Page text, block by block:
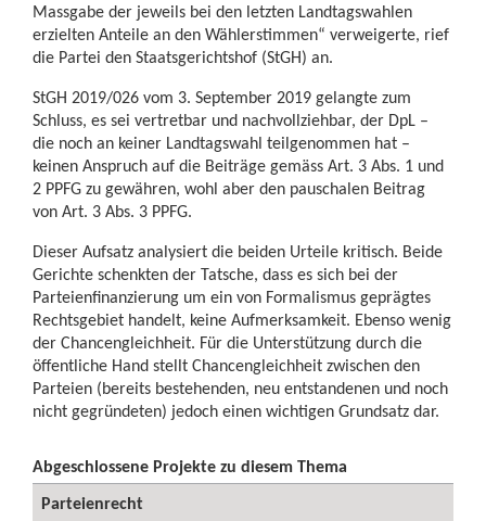
Massgabe der jeweils bei den letzten Landtagswahlen
erzielten Anteile an den Wählerstimmen“ verweigerte, rief
die Partei den Staatsgerichtshof (StGH) an.
StGH 2019/026 vom 3. September 2019 gelangte zum
Schluss, es sei vertretbar und nachvollziehbar, der DpL –
die noch an keiner Landtagswahl teilgenommen hat –
keinen Anspruch auf die Beiträge gemäss Art. 3 Abs. 1 und
2 PPFG zu gewähren, wohl aber den pauschalen Beitrag
von Art. 3 Abs. 3 PPFG.
Dieser Aufsatz analysiert die beiden Urteile kritisch. Beide
Gerichte schenkten der Tatsche, dass es sich bei der
Parteienfinanzierung um ein von Formalismus geprägtes
Rechtsgebiet handelt, keine Aufmerksamkeit. Ebenso wenig
der Chancengleichheit. Für die Unterstützung durch die
öffentliche Hand stellt Chancengleichheit zwischen den
Parteien (bereits bestehenden, neu entstandenen und noch
nicht gegründeten) jedoch einen wichtigen Grundsatz dar.
Abgeschlossene Projekte zu diesem Thema
Parteienrecht